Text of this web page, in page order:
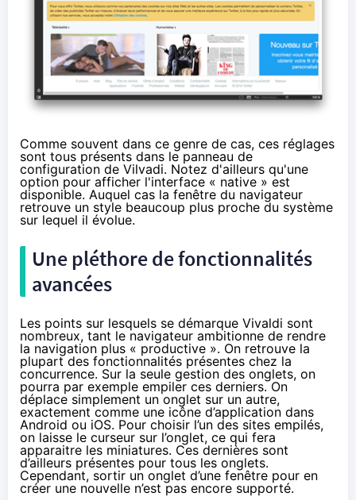
Comme souvent dans ce genre de cas, ces réglages
sont tous présents dans le panneau de
configuration de Vilvadi. Notez d'ailleurs qu'une
option pour afficher l'interface « native » est
disponible. Auquel cas la fenêtre du navigateur
retrouve un style beaucoup plus proche du système
sur lequel il évolue.
Une pléthore de fonctionnalités
avancées
Les points sur lesquels se démarque Vivaldi sont
nombreux, tant le navigateur ambitionne de rendre
la navigation plus « productive ». On retrouve la
plupart des fonctionnalités présentes chez la
concurrence. Sur la seule gestion des onglets, on
pourra par exemple empiler ces derniers. On
déplace simplement un onglet sur un autre,
exactement comme une icône d’application dans
Android ou iOS. Pour choisir l’un des sites empilés,
on laisse le curseur sur l’onglet, ce qui fera
apparaitre les miniatures. Ces dernières sont
d’ailleurs présentes pour tous les onglets.
Cependant, sortir un onglet d’une fenêtre pour en
créer une nouvelle n’est pas encore supporté.